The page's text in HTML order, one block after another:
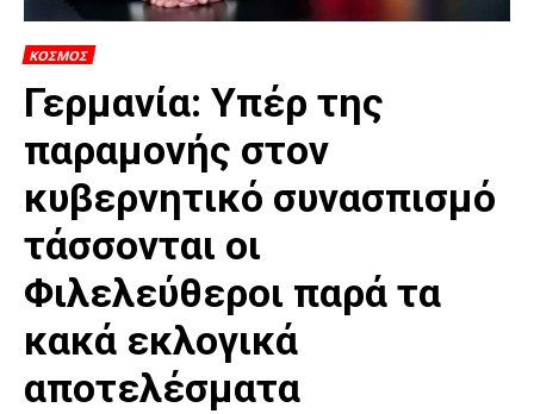
ΚΟΣΜΟΣ
Γερμανία: Υπέρ της
παραμονής στον
κυβερνητικό συνασπισμό
τάσσονται οι
Φιλελεύθεροι παρά τα
κακά εκλογικά
αποτελέσματα